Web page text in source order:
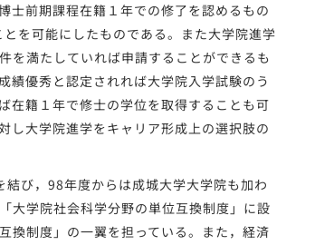
士前期課程在籍１年での修了を認めるもの
を可能にしたものである。また大学院進学
を満たしていれば申請することができるも
績優秀と認定されれば大学院入学試験のう
在籍１年で修士の学位を取得することも可
し大学院進学をキャリア形成上の選択肢の
び，98年度からは成城大学大学院も加わ
大学院社会科学分野の単位互換制度」に設
換制度」の一翼を担っている。また，経済